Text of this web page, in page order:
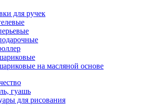
для ручек
на масляной основе
гуашь
для рисования